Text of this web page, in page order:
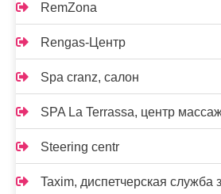
RemZona
Rengas-Центр
Spa cranz, салон
SPA La Terrassa, центр
Steering centr
Taxim, диспетчерская служба